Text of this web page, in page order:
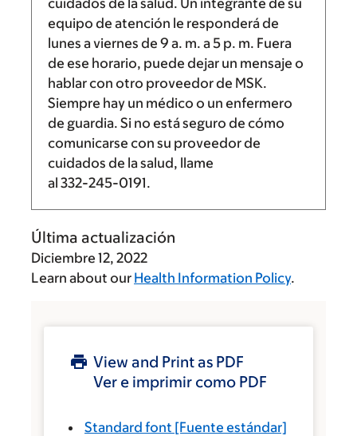
cuidados de la salud. Un integrante de su
equipo de atención le responderá de
lunes a viernes de 9 a. m. a5 p. m. Fuera
de ese horario, puede dejar un mensaje o
hablar con otro proveedor de MSK.
Siempre hay un médico o un enfermero
de guardia. Si no está seguro de cómo
comunicarse con su proveedor de
cuidados de la salud, llame
al 332-245-0191.
Última actualización
Diciembre 12, 2022
Learn about our Health Information Policy.
View and Print as PDF
Ver e imprimir como PDF
Standard font [Fuente estándar]